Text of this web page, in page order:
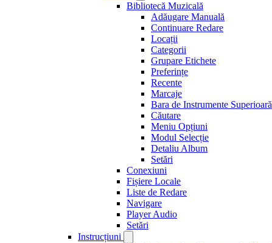
Bibliotecă Muzicală
Adăugare Manuală
Continuare Redare
Locații
Categorii
Grupare Etichete
Preferințe
Recente
Marcaje
Bara de Instrumente Superioară
Căutare
Meniu Opțiuni
Modul Selecție
Detaliu Album
Setări
Conexiuni
Fișiere Locale
Liste de Redare
Navigare
Player Audio
Setări
Instrucțiuni